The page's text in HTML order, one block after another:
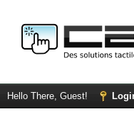
Hello There, Guest!